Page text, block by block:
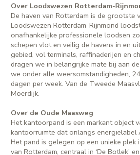
Over Loodswezen Rotterdam-
De haven van Rotterdam is de grootste
Loodswezen Rotterdam-Rijnmond
onafhankelijke professionele loodsen
schepen vlot en veilig de havens in en
gebied, vol terminals, raffinaderijen en
dragen we in belangrijke mate bij aan
we onder alle weersomstandigheden,
dagen per week. Van de Tweede
Moerdijk.
Over de Oude Maasweg
Het kantoorpand is een markant object
kantoorruimte dat onlangs energielabel
Het pand is gelegen op een unieke plek
van Rotterdam, centraal in ‘De Botlek’